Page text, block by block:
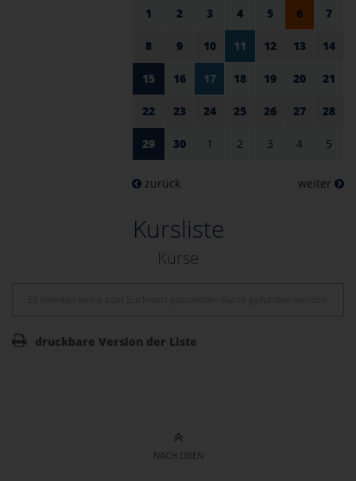
1 2 3 4 5 6 7
8 9 10 11 12 13 14
15 16 17 18 19 20 21
22 23 24 25 26 27 28
29 30 1 2 3 4 5
zurück weiter
Kursliste
Kurse
druckbare Version der Liste
NACH OBEN